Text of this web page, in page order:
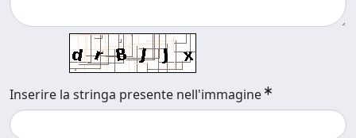
Inserire la stringa presente nell'immagine